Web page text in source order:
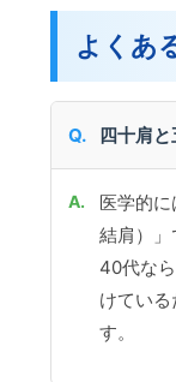
よくあ
四十肩
医学的
結肩）
40代な
けてい
す。